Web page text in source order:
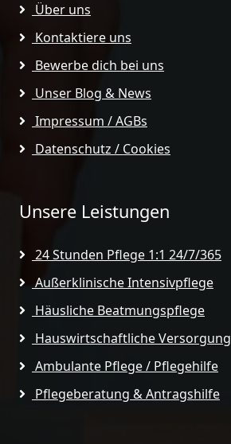
Über uns
Kontaktiere uns
Bewerbe dich bei uns
Unser Blog & News
Impressum / AGBs
Datenschutz / Cookies
Unsere Leistungen
24 Stunden Pflege 1:1 24/7/365
Außerklinische Intensivpflege
Häusliche Beatmungspflege
Hauswirtschaftliche Versorgung
Ambulante Pflege / Pflegehilfe
Pflegeberatung & Antragshilfe